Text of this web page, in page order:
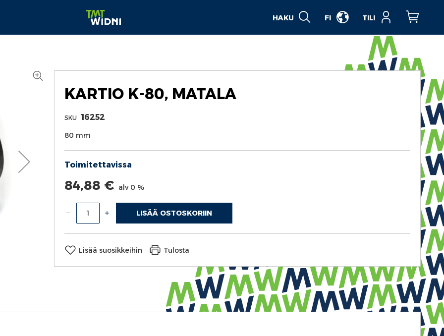
TILI Ostoskori
HAKU FI
KARTIO K-80, MATALA
SKU 16252
80 mm
LISÄÄ OSTOSKORIIN
84,88 € alv 0 %
Toimitettavissa
Lisää suosikkeihin Tulosta